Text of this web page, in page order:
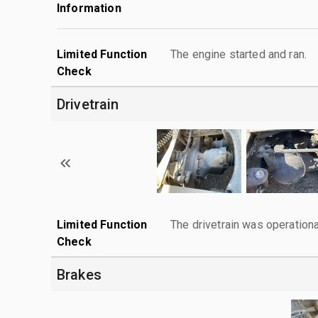
Information
Limited Function
Check
The engine started and ran.
Drivetrain
Limited Function
Check
The drivetrain was
Brakes